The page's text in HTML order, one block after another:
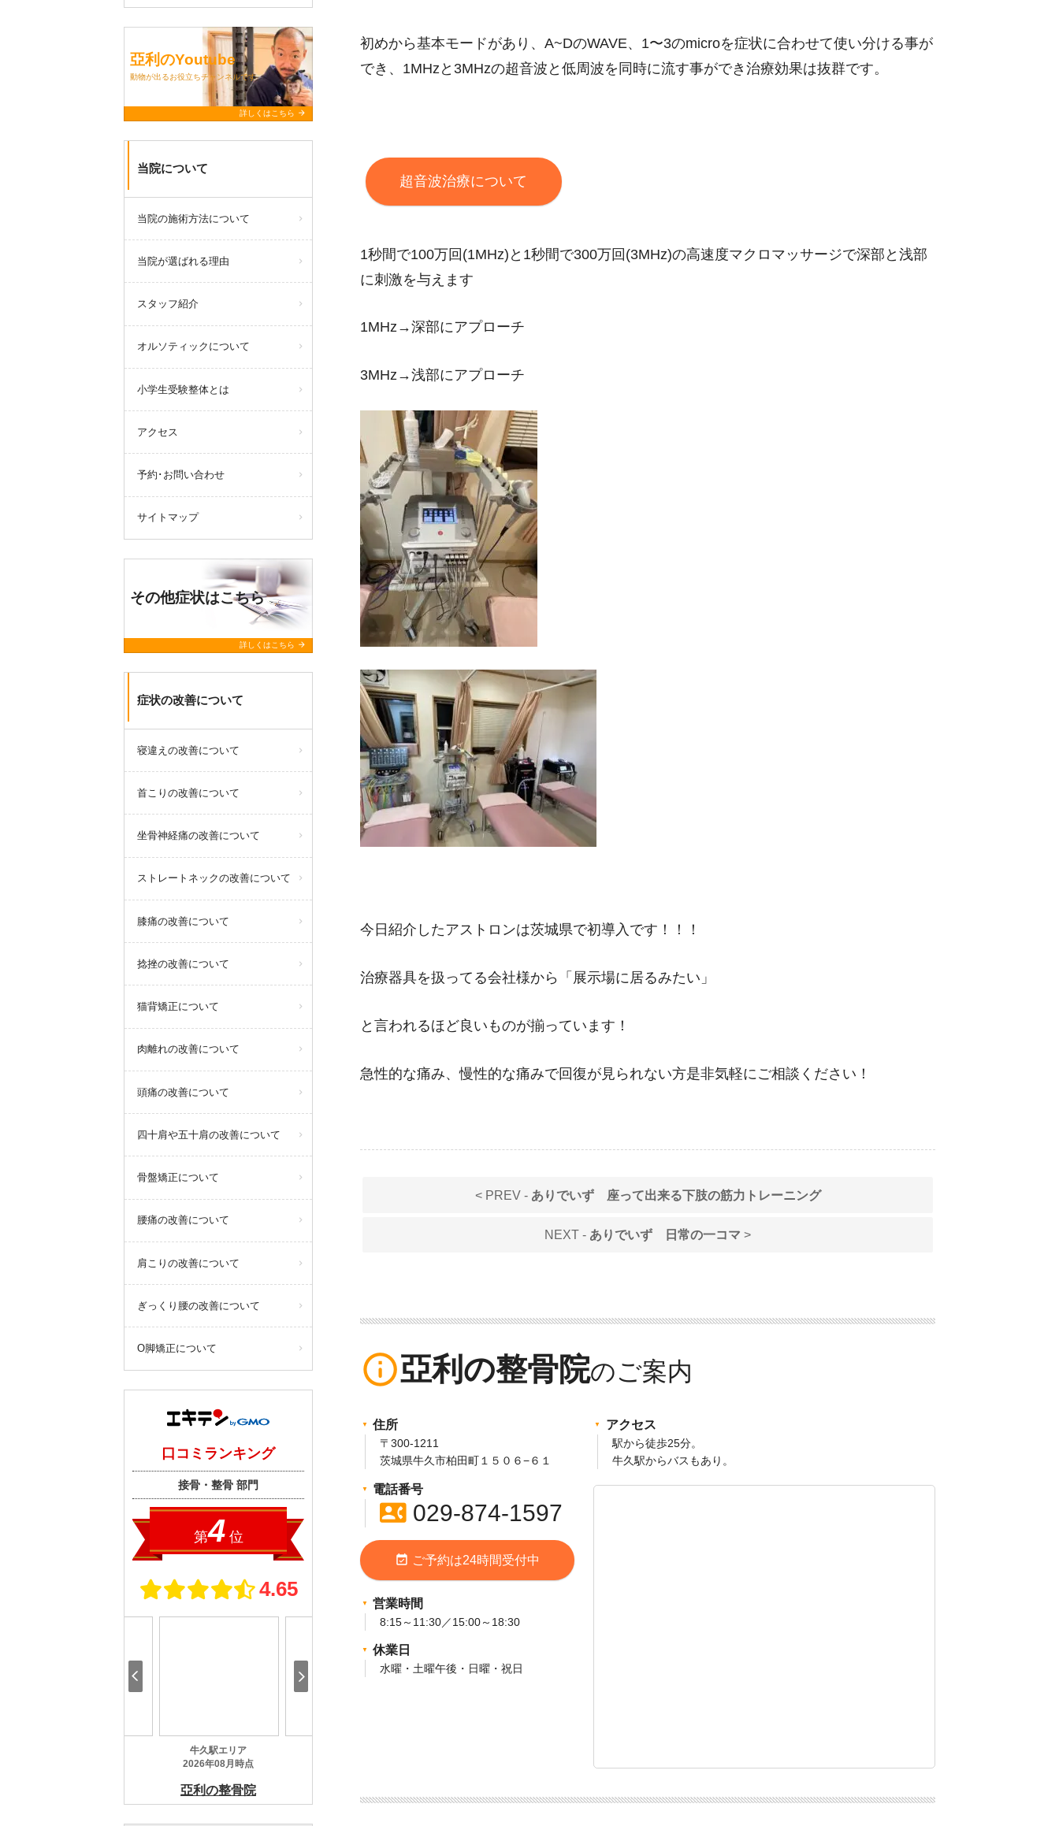
初めから基本モードがあり、A~DのWAVE、1〜3のmicroを症状に合わせて使い分ける事が
でき、1MHzと3MHzの超音波と低周波を同時に流す事ができ治療効果は抜群です。
超音波治療について
1秒間で100万回(1MHz)と1秒間で300万回(3MHz)の高速度マクロマッサージで深部と浅部
に刺激を与えます
1MHz→深部にアプローチ
3MHz→浅部にアプローチ
今日紹介したアストロンは茨城県で初導入です！！！
治療器具を扱ってる会社様から「展示場に居るみたい」
と言われるほど良いものが揃っています！
急性的な痛み、慢性的な痛みで回復が見られない方是非気軽にご相談ください！
< PREV - ありでいず 座って出来る下肢の筋力トレーニング
NEXT - ありでいず 日常の一コマ >
info_outline亞利の整骨院
住所
〒300-1211
茨城県牛久市柏田町１５０６−６１
電話番号
contact_phone029-874-1597
event_available ご予約は24時間受付中
営業時間
8:15～11:30／15:00～18:30
休業日
水曜・土曜午後・日曜・祝日
アクセス
駅から徒歩25分。
牛久駅からバスもあり。
亞利のYoutube
動物が出るお役立ちチャンネルです
詳しくはこちら arrow_forward
当院について
当院の施術方法について
当院が選ばれる理由
スタッフ紹介
オルソティックについて
小学生受験整体とは
アクセス
予約･お問い合わせ
サイトマップ
その他症状はこちら
詳しくはこちら arrow_forward
症状の改善について
寝違えの改善について
首こりの改善について
坐骨神経痛の改善について
ストレートネックの改善について
膝痛の改善について
捻挫の改善について
猫背矯正について
肉離れの改善について
頭痛の改善について
四十肩や五十肩の改善について
骨盤矯正について
腰痛の改善について
肩こりの改善について
ぎっくり腰の改善について
O脚矯正について